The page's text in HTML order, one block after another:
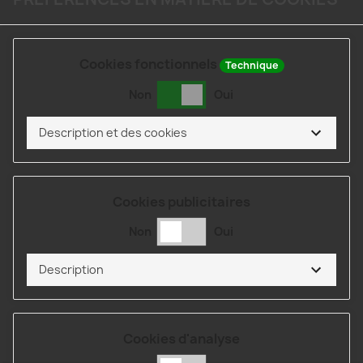
Technique
Description et des cookies
Description